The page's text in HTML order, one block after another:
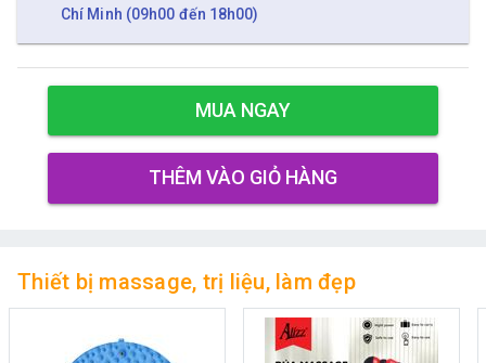
Chí Minh (09h00 đến 18h00)
MUA NGAY
THÊM VÀO GIỎ HÀNG
Thiết bị massage, trị liệu, làm đẹp